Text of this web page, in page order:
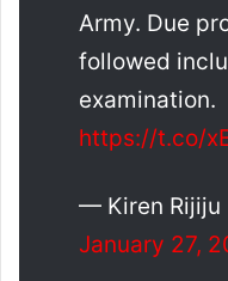
Army. Due
followed
examination.
https://t.co/
— Kiren Rijiju
January 27,